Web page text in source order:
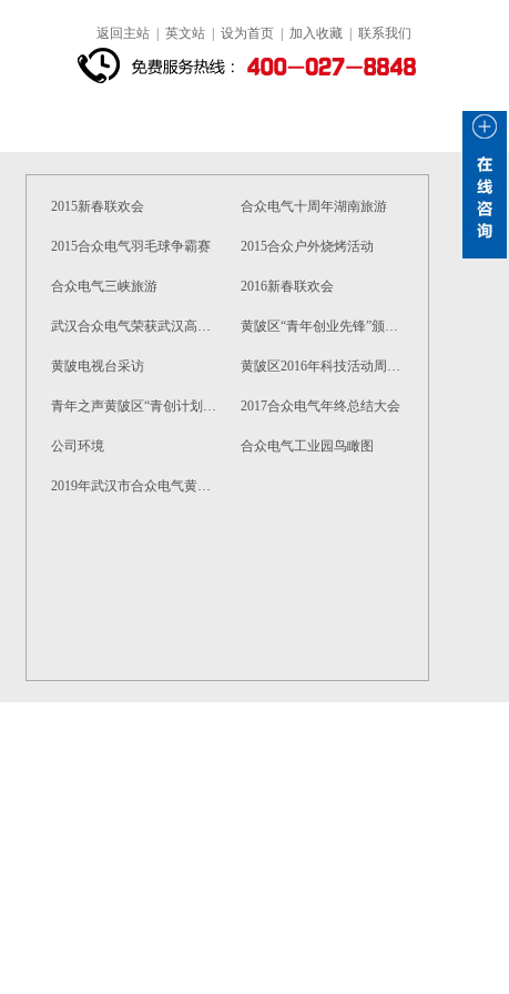
返回主站 英文站 设为首页 加入收藏 联系我们
2015新春联欢会 合众电气十周年湖南旅游
2015合众电气羽毛球争霸赛 2015合众户外烧烤活动
合众电气三峡旅游 2016新春联欢会
武汉合众电气荣获武汉高新技术企业证书 黄陂区“青年创业先锋”颁奖现场
黄陂电视台采访 黄陂区2016年科技活动周启动仪式
青年之声黄陂区“青创计划”启动仪式 2017合众电气年终总结大会
公司环境 合众电气工业园鸟瞰图
2019年武汉市合众电气黄山旅游拓展活动